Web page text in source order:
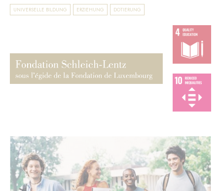
UNIVERSELLE BILDUNG ERZIEHUNG DOTIERUNG